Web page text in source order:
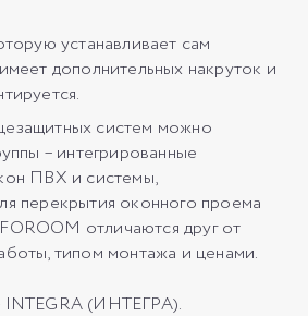
устанавливает сам
дополнительных накруток и
систем можно
– интегрированные
ПВХ и системы,
перекрытия оконного проема
отличаются друг от
типом монтажа и ценами.
INTEGRA (ИНТЕГРА).